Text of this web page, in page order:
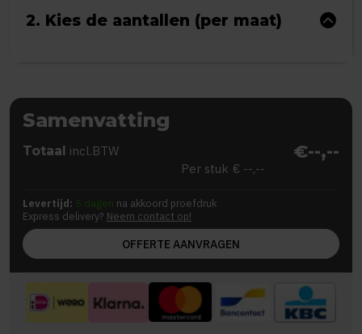
2. Kies de aantallen (per maat)
Samenvatting
Totaal incl.BTW €--,--
Per stuk € --,--
Levertijd: 5 dagen na akkoord proefdruk
Express delivery? Neem contact op!
OFFERTE AANVRAGEN